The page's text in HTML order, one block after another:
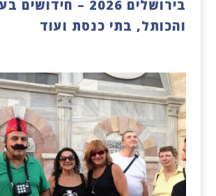
בירושלים 2026 –
והכותל, בתי כנסת ועוד